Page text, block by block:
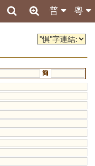
粵
普
簡